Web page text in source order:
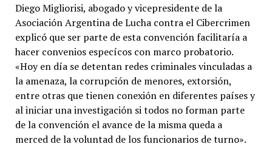
Diego Migliorisi, abogado y vicepresidente de la
Asociación Argentina de Lucha contra el Cibercrimen
explicó que ser parte de esta convención facilitaría a
hacer convenios especícos con marco probatorio.
«Hoy en día se detentan redes criminales vinculadas a
la amenaza, la corrupción de menores, extorsión,
entre otras que tienen conexión en diferentes países y
al iniciar una investigación si todos no forman parte
de la convención el avance de la misma queda a
merced de la voluntad de los funcionarios de turno».